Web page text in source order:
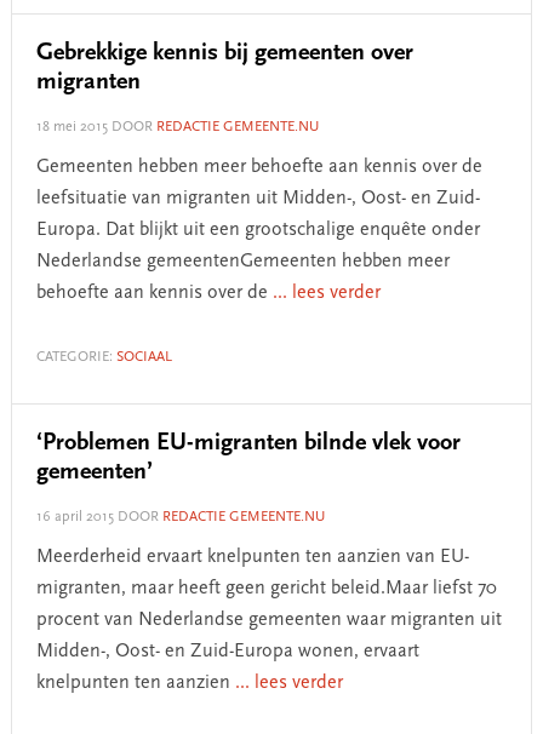
Gebrekkige kennis bij gemeenten over
migranten
18 mei 2015DOOR REDACTIE GEMEENTE.NU
Gemeenten hebben meer behoefte aan kennis over de
leefsituatie van migranten uit Midden-, Oost- en Zuid-
Europa. Dat blijkt uit een grootschalige enquête onder
Nederlandse gemeentenGemeenten hebben meer
behoefte aan kennis over de ... lees verder
CATEGORIE: SOCIAAL
‘Problemen EU-migranten bilnde vlek voor
gemeenten’
16 april 2015DOOR REDACTIE GEMEENTE.NU
Meerderheid ervaart knelpunten ten aanzien van EU-
migranten, maar heeft geen gericht beleid.Maar liefst 70
procent van Nederlandse gemeenten waar migranten uit
Midden-, Oost- en Zuid-Europa wonen, ervaart
knelpunten ten aanzien ... lees verder